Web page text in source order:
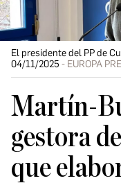
El presidente del PP de
04/11/2025
EUROPA
Martín-
gestora
que